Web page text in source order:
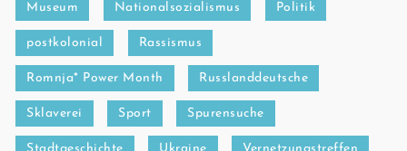
Museum Nationalsozialismus Politik
postkolonial Rassismus
Romnja* Power Month Russlanddeutsche
Sklaverei Sport Spurensuche